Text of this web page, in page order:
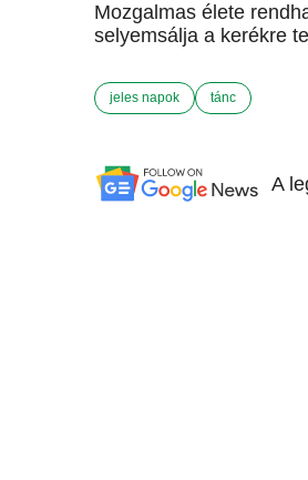
Mozgalmas élete
selyemsálja a kerékre
jeles napok tánc
A